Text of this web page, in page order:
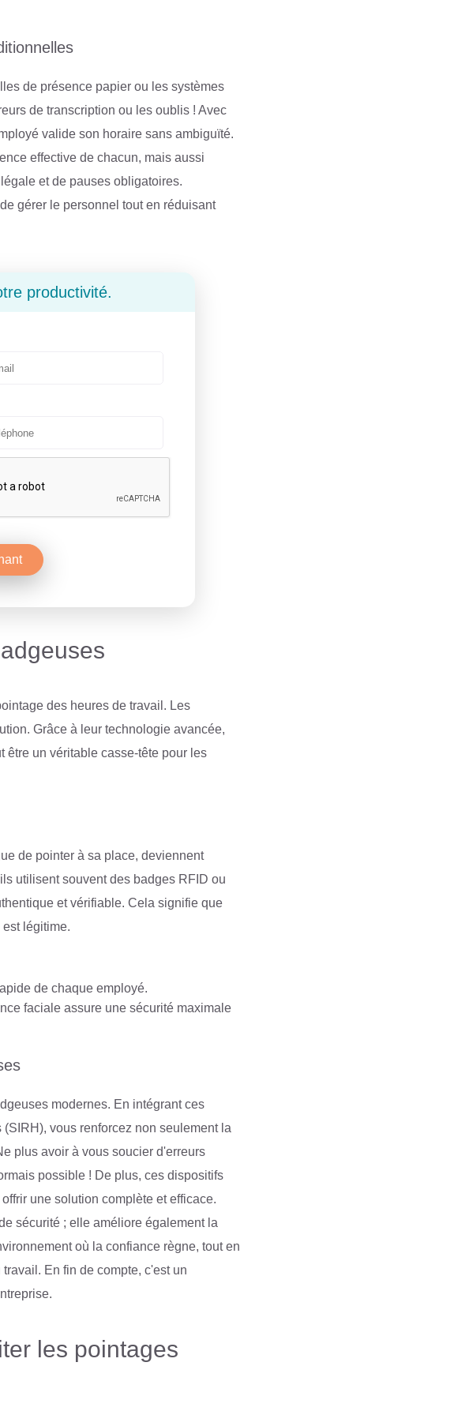
de présence papier ou les systèmes
de transcription ou les oublis ! Avec
valide son horaire sans ambiguïté.
effective de chacun, mais aussi
et de pauses obligatoires.
gérer le personnel tout en réduisant
productivité.
des heures de travail. Les
Grâce à leur technologie avancée,
être un véritable casse-tête pour les
de pointer à sa place, deviennent
utilisent souvent des badges RFID ou
et vérifiable. Cela signifie que
légitime.
de chaque employé.
faciale assure une sécurité maximale
modernes. En intégrant ces
vous renforcez non seulement la
plus avoir à vous soucier d'erreurs
possible ! De plus, ces dispositifs
une solution complète et efficace.
sécurité ; elle améliore également la
où la confiance règne, tout en
En fin de compte, c'est un
les pointages